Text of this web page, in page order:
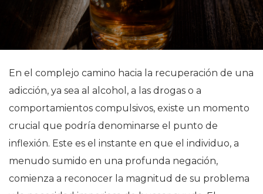
En el complejo camino hacia la recuperación de una
adicción, ya sea al alcohol, a las drogas o a
comportamientos compulsivos, existe un momento
crucial que podría denominarse el punto de
inflexión. Este es el instante en que el individuo, a
menudo sumido en una profunda negación,
comienza a reconocer la magnitud de su problema